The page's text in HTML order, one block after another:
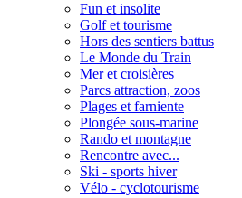
Fun et insolite
Golf et tourisme
Hors des sentiers battus
Le Monde du Train
Mer et croisières
Parcs attraction, zoos
Plages et farniente
Plongée sous-marine
Rando et montagne
Rencontre avec...
Ski - sports hiver
Vélo - cyclotourisme